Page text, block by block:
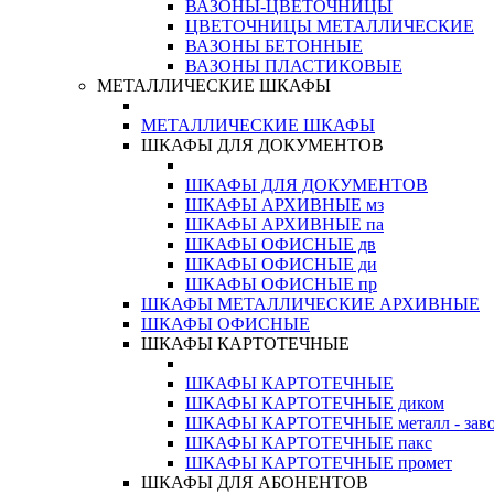
ВАЗОНЫ-ЦВЕТОЧНИЦЫ
ЦВЕТОЧНИЦЫ МЕТАЛЛИЧЕСКИЕ
ВАЗОНЫ БЕТОННЫЕ
ВАЗОНЫ ПЛАСТИКОВЫЕ
МЕТАЛЛИЧЕСКИЕ ШКАФЫ
МЕТАЛЛИЧЕСКИЕ ШКАФЫ
ШКАФЫ ДЛЯ ДОКУМЕНТОВ
ШКАФЫ ДЛЯ ДОКУМЕНТОВ
ШКАФЫ АРХИВНЫЕ мз
ШКАФЫ АРХИВНЫЕ па
ШКАФЫ ОФИСНЫЕ дв
ШКАФЫ ОФИСНЫЕ ди
ШКАФЫ ОФИСНЫЕ пр
ШКАФЫ МЕТАЛЛИЧЕСКИЕ АРХИВНЫЕ
ШКАФЫ ОФИСНЫЕ
ШКАФЫ КАРТОТЕЧНЫЕ
ШКАФЫ КАРТОТЕЧНЫЕ
ШКАФЫ КАРТОТЕЧНЫЕ диком
ШКАФЫ КАРТОТЕЧНЫЕ металл -
ШКАФЫ КАРТОТЕЧНЫЕ пакс
ШКАФЫ КАРТОТЕЧНЫЕ промет
ШКАФЫ ДЛЯ АБОНЕНТОВ